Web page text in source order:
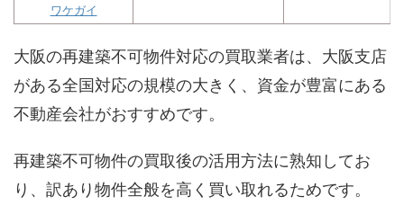
ワケガイ
大阪の再建築不可物件対応の買取業者は、大阪支店
がある全国対応の規模の大きく、資金が豊富にある
不動産会社がおすすめです。
再建築不可物件の買取後の活用方法に熟知してお
り、訳あり物件全般を高く買い取れるためです。